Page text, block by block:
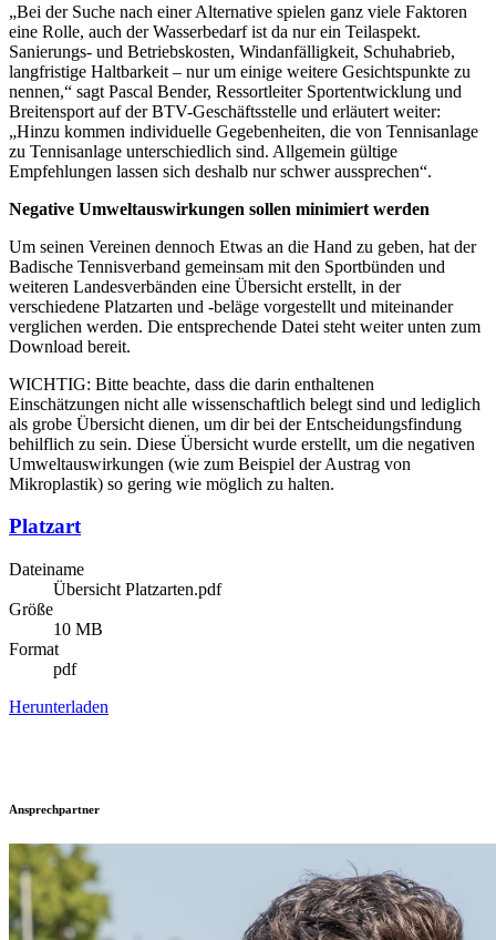
„Bei der Suche nach einer Alternative spielen ganz viele Faktoren
eine Rolle, auch der Wasserbedarf ist da nur ein Teilaspekt.
Sanierungs- und Betriebskosten, Windanfälligkeit, Schuhabrieb,
langfristige Haltbarkeit – nur um einige weitere Gesichtspunkte zu
nennen,“ sagt Pascal Bender, Ressortleiter Sportentwicklung und
Breitensport auf der BTV-Geschäftsstelle und erläutert weiter:
„Hinzu kommen individuelle Gegebenheiten, die von Tennisanlage
zu Tennisanlage unterschiedlich sind. Allgemein gültige
Empfehlungen lassen sich deshalb nur schwer aussprechen“.
Negative Umweltauswirkungen sollen minimiert werden
Um seinen Vereinen dennoch Etwas an die Hand zu geben, hat der
Badische Tennisverband gemeinsam mit den Sportbünden und
weiteren Landesverbänden eine Übersicht erstellt, in der
verschiedene Platzarten und -beläge vorgestellt und miteinander
verglichen werden. Die entsprechende Datei steht weiter unten zum
Download bereit.
WICHTIG: Bitte beachte, dass die darin enthaltenen
Einschätzungen nicht alle wissenschaftlich belegt sind und lediglich
als grobe Übersicht dienen, um dir bei der Entscheidungsfindung
behilflich zu sein. Diese Übersicht wurde erstellt, um die negativen
Umweltauswirkungen (wie zum Beispiel der Austrag von
Mikroplastik) so gering wie möglich zu halten.
Platzart
Dateiname
Übersicht Platzarten.pdf
Größe
10 MB
Format
pdf
Herunterladen
Ansprechpartner